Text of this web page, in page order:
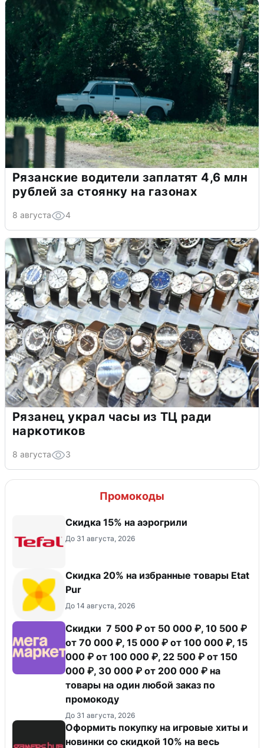
Рязанские водители заплатят 4,6 млн
рублей за стоянку на газонах
8 августа 4
Рязанец украл часы из ТЦ ради
наркотиков
8 августа 3
Промокоды
Скидка 15% на аэрогрили
До 31 августа, 2026
Скидка 20% на избранные товары Etat
Pur
До 14 августа, 2026
Скидки 7 500 ₽ от 50 000 ₽, 10 500 ₽
от 70 000 ₽, 15 000 ₽ от 100 000 ₽, 15
000 ₽ от 100 000 ₽, 22 500 ₽ от 150
000 ₽, 30 000 ₽ от 200 000 ₽ на
товары на один любой заказ по
промокоду
До 31 августа, 2026
Оформить покупку на игровые хиты и
новинки со скидкой 10% на весь